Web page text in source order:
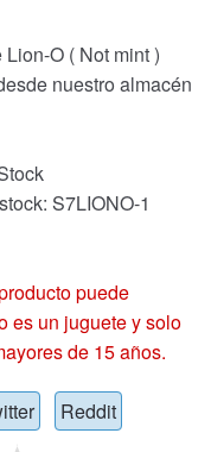
O ( Not mint )
nuestro almacén
S7LIONO-1
puede
es un juguete y solo
de 15 años.
Reddit